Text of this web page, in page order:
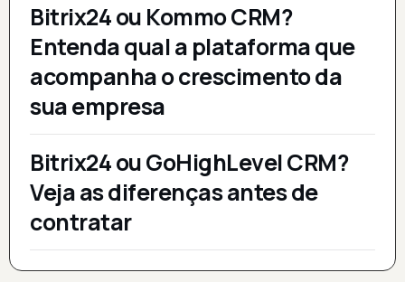
Bitrix24 ou Kommo CRM?
Entenda qual a plataforma que
acompanha o crescimento da
sua empresa
Bitrix24 ou GoHighLevel CRM?
Veja as diferenças antes de
contratar